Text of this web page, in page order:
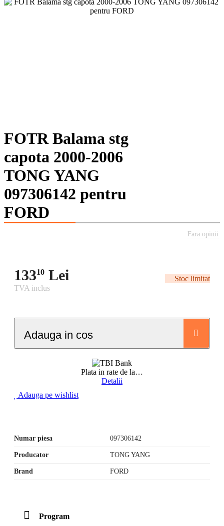
FOTR Balama stg
capota 2000-2006
TONG YANG
097306142 pentru
FORD
Fara opinii
13310 Lei
Stoc limitat
TVA inclus
Adauga in cos
Plata in rate de la…
Detalii
Adauga pe wishlist
Numar piesa 097306142
Producator TONG YANG
Brand FORD
Program